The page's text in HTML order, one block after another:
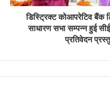
डिस्ट्रिक्ट कोआपरेटिव बैंक
साधारण सभा सम्पन्न हुई
प्रतिवेदन